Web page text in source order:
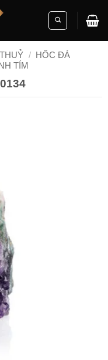
/ HỐC ĐÁ
TÍM